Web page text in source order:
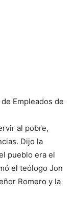
Empleados de
al pobre,
Dijo la
pueblo era el
el teólogo Jon
Romero y la